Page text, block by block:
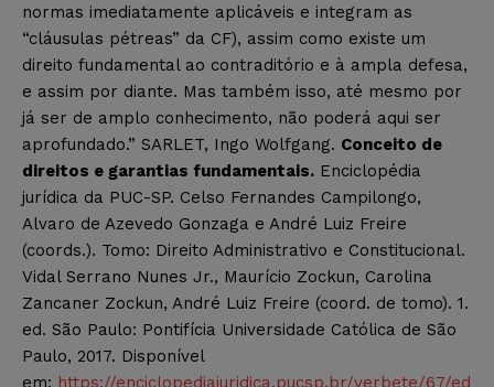
normas imediatamente aplicáveis e integram as
“cláusulas pétreas” da CF), assim como existe um
direito fundamental ao contraditório e à ampla defesa,
e assim por diante. Mas também isso, até mesmo por
já ser de amplo conhecimento, não poderá aqui ser
aprofundado.” SARLET, Ingo Wolfgang. Conceito de
direitos e garantias fundamentais. Enciclopédia
jurídica da PUC-SP. Celso Fernandes Campilongo,
Alvaro de Azevedo Gonzaga e André Luiz Freire
(coords.). Tomo: Direito Administrativo e Constitucional.
Vidal Serrano Nunes Jr., Maurício Zockun, Carolina
Zancaner Zockun, André Luiz Freire (coord. de tomo). 1.
ed. São Paulo: Pontifícia Universidade Católica de São
Paulo, 2017. Disponível
em: https://enciclopediajuridica.pucsp.br/verbete/67/ed